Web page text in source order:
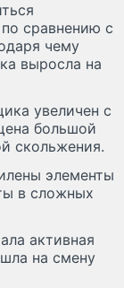
сравнению с
чему
выросла на
увеличен с
большой
скольжения.
элементы
в сложных
активная
на смену